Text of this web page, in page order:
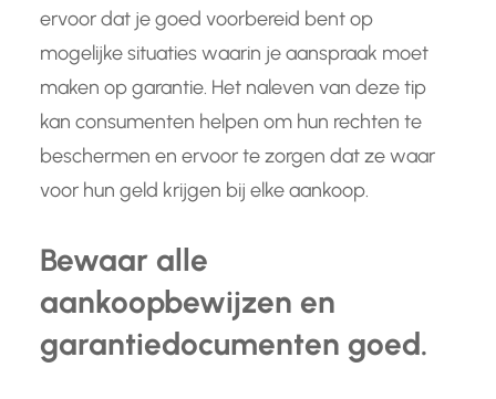
ervoor dat je goed voorbereid bent op
mogelijke situaties waarin je aanspraak moet
maken op garantie. Het naleven van deze tip
kan consumenten helpen om hun rechten te
beschermen en ervoor te zorgen dat ze waar
voor hun geld krijgen bij elke aankoop.
Bewaar alle
aankoopbewijzen en
garantiedocumenten goed.